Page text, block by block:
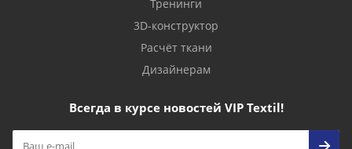
Тренинги
3D-конструктор
Расчёт ткани
Дизайнерам
Всегда в курсе новостей VIP Textil!